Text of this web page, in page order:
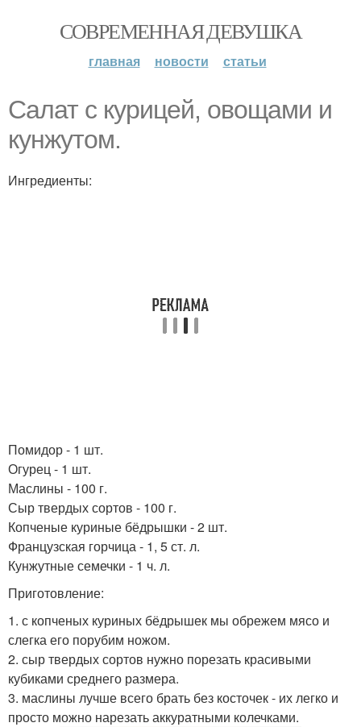
СОВРЕМЕННАЯ ДЕВУШКА
главная новости статьи
Салат с курицей, овощами и
кунжутом.
Ингредиенты:
Помидор - 1 шт.
Огурец - 1 шт.
Маслины - 100 г.
Сыр твердых сортов - 100 г.
Копченые куриные бёдрышки - 2 шт.
Французская горчица - 1, 5 ст. л.
Кунжутные семечки - 1 ч. л.
Приготовление:
1. с копченых куриных бёдрышек мы обрежем мясо и
слегка его порубим ножом.
2. сыр твердых сортов нужно порезать красивыми
кубиками среднего размера.
3. маслины лучше всего брать без косточек - их легко и
просто можно нарезать аккуратными колечками.